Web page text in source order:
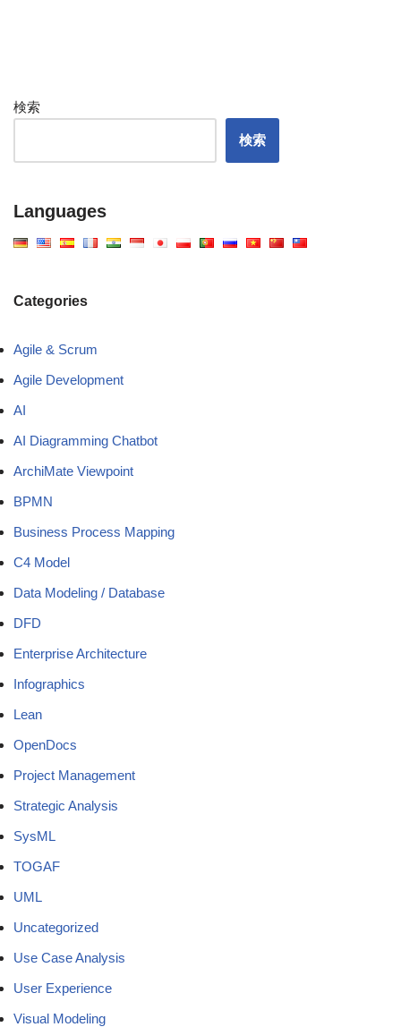
検索
検索
Languages
Categories
Agile & Scrum
Agile Development
AI
AI Diagramming Chatbot
ArchiMate Viewpoint
BPMN
Business Process Mapping
C4 Model
Data Modeling / Database
DFD
Enterprise Architecture
Infographics
Lean
OpenDocs
Project Management
Strategic Analysis
SysML
TOGAF
UML
Uncategorized
Use Case Analysis
User Experience
Visual Modeling